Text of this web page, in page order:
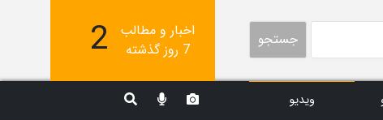
جستجو
اخبار و مطالب
7 روز گذشته
2
ویدیو